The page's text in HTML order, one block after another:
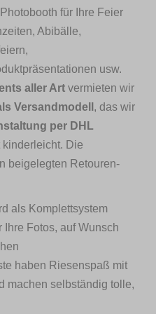
für Ihre Feier
Abibälle,
usw.
aller Art vermieten wir
Versandmodell , das wir
per DHL
kinderleicht. Die
beigelegten Retouren-
als Komplettsystem
Fotos, auf Wunsch
haben Riesenspaß mit
machen selbständig tolle,